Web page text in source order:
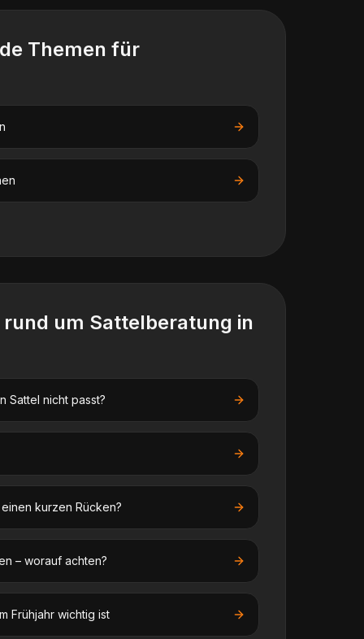
Themen für
rund um Sattelberatung in
Sattel nicht passt?
kurzen Rücken?
– worauf achten?
Frühjahr wichtig ist